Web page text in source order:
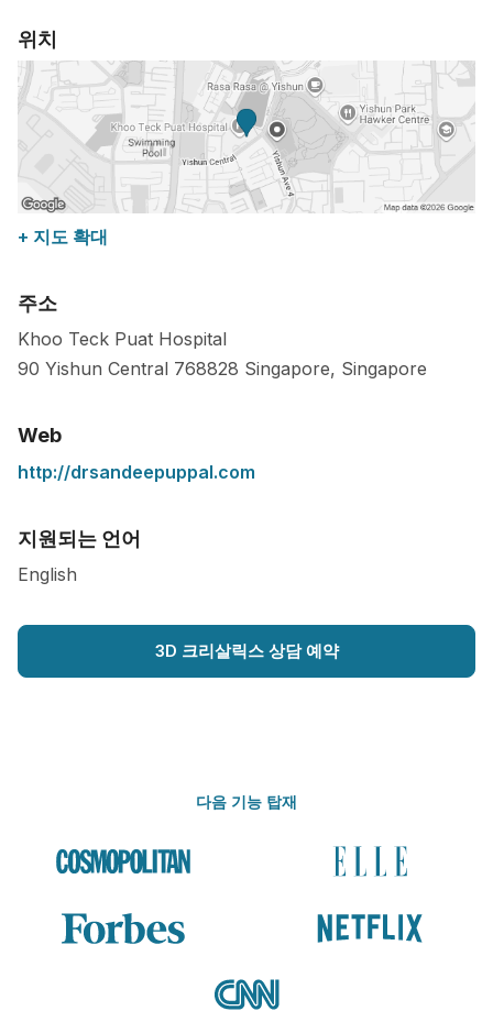
위치
+ 지도 확대
주소
Khoo Teck Puat Hospital
90 Yishun Central 768828 Singapore, Singapore
Web
http://drsandeepuppal.com
지원되는 언어
English
3D 크리살릭스 상담 예약
다음 기능 탑재